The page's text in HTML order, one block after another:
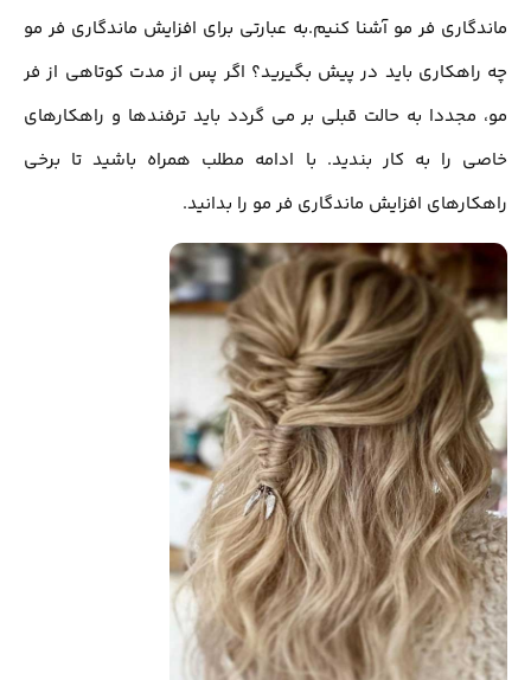
ماندگاری فر مو آشنا کنیم.به عبارتی برای افزایش ماندگاری فر مو
چه راهکاری باید در پیش بگیرید؟ اگر پس از مدت کوتاهی از فر
مو، مجددا به حالت قبلی بر می گردد باید ترفندها و راهکارهای
خاصی را به کار بندید. با ادامه مطلب همراه باشید تا برخی
راهکارهای افزایش ماندگاری فر مو را بدانید.